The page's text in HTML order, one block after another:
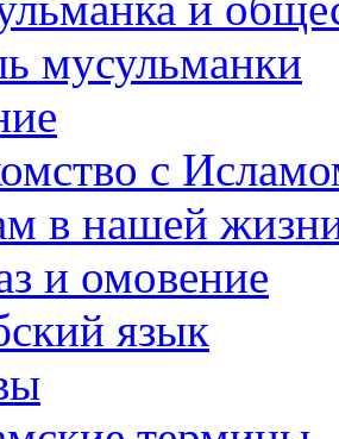
мусульманки
с
в нашей
и омовение
язык